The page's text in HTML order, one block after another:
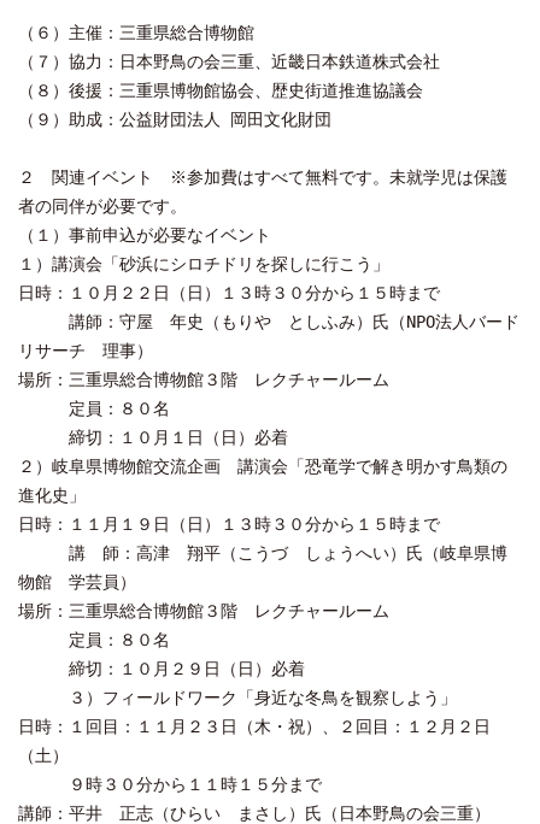
（６）主催：三重県総合博物館
（７）協力：日本野鳥の会三重、近畿日本鉄道株式会社
（８）後援：三重県博物館協会、歴史街道推進協議会
（９）助成：公益財団法人 岡田文化財団
２ 関連イベント ※参加費はすべて無料です。未就学児は保護
者の同伴が必要です。
（１）事前申込が必要なイベント
１）講演会「砂浜にシロチドリを探しに行こう」
日時：１０月２２日（日）１３時３０分から１５時まで
講師：守屋 年史（もりや としふみ）氏（NPO法人バード
リサーチ 理事）
場所：三重県総合博物館３階 レクチャールーム
定員：８０名
締切：１０月１日（日）必着
２）岐阜県博物館交流企画 講演会「恐竜学で解き明かす鳥類の
進化史」
日時：１１月１９日（日）１３時３０分から１５時まで
講 師：高津 翔平（こうづ しょうへい）氏（岐阜県博
物館 学芸員）
場所：三重県総合博物館３階 レクチャールーム
定員：８０名
締切：１０月２９日（日）必着
３）フィールドワーク「身近な冬鳥を観察しよう」
日時：１回目：１１月２３日（木・祝）、２回目：１２月２日
（土）
９時３０分から１１時１５分まで
講師：平井 正志（ひらい まさし）氏（日本野鳥の会三重）